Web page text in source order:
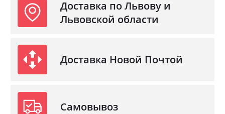
Доставка по Львову и
Львовской области
Доставка Новой Почтой
Самовывоз